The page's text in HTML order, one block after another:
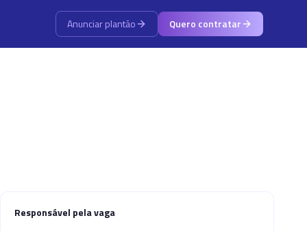
Anunciar plantão Quero contratar
Responsável pela vaga